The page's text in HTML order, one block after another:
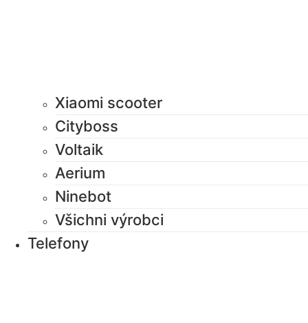
Xiaomi scooter
Cityboss
Voltaik
Aerium
Ninebot
Všichni výrobci
Telefony